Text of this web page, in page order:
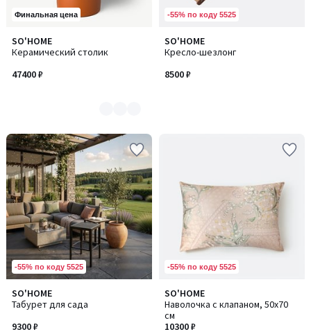
Финальная цена
SO'HOME
Керамический столик
47400 ₽
Количество
цветов:
4
-55% по коду 5525
SO'HOME
Кресло-шезлонг
8500 ₽
-55% по коду 5525
SO'HOME
Табурет для сада
9300 ₽
-55% по коду 5525
SO'HOME
Наволочка с клапаном, 50х70
см
10300 ₽